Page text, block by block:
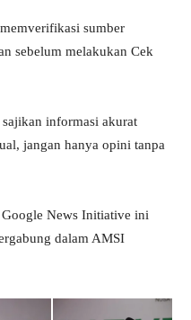
sumber
sebelum melakukan Cek
informasi akurat
jangan hanya opini tanpa
News Initiative ini
dalam AMSI